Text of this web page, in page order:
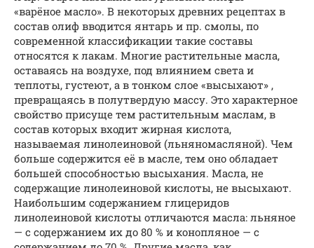
«варёное масло». В некоторых древних рецептах в
состав олиф вводится янтарь и пр. смолы, по
современной классификации такие составы
относятся к лакам. Многие растительные масла,
оставаясь на воздухе, под влиянием света и
теплоты, густеют, а в тонком слое «высыхают» ,
превращаясь в полутвердую массу. Это характерное
свойство присуще тем растительным маслам, в
состав которых входит жирная кислота,
называемая линолеиновой (льняномасляной). Чем
больше содержится её в масле, тем оно обладает
большей способностью высыхания. Масла, не
содержащие линолеиновой кислоты, не высыхают.
Наибольшим содержанием глицеридов
линолеиновой кислоты отличаются масла: льняное
— с содержанием их до 80 % и конопляное — с